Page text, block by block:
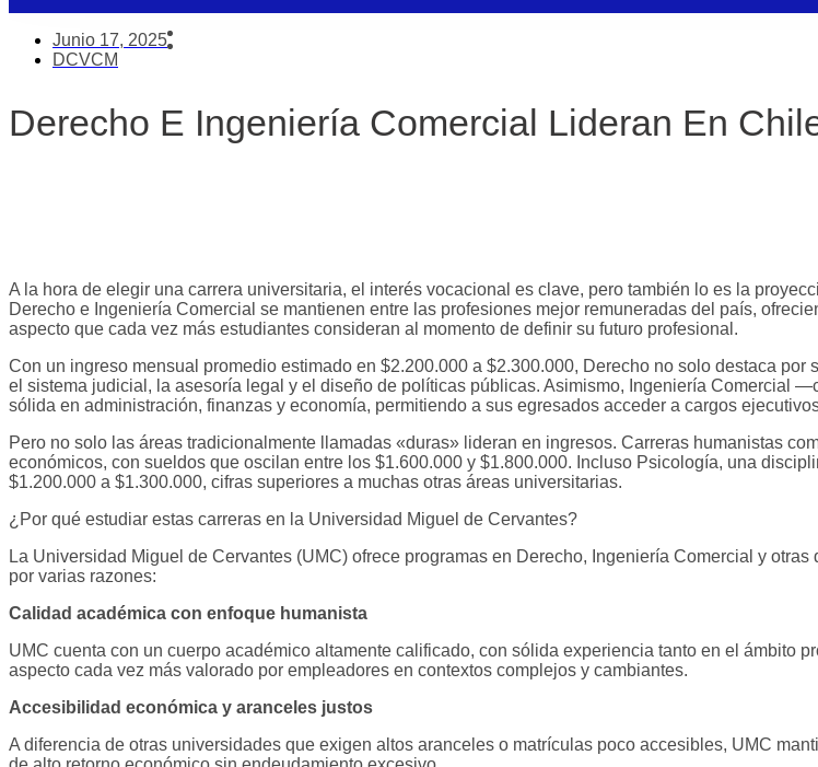
Junio 17, 2025
DCVCM
Derecho E Ingeniería Comercial Lideran En
A la hora de elegir una carrera universitaria, el interés vocacional es clave, pero también lo es la
Derecho e Ingeniería Comercial se mantienen entre las profesiones mejor remuneradas del país,
aspecto que cada vez más estudiantes consideran al momento de definir su futuro profesional.
Con un ingreso mensual promedio estimado en $2.200.000 a $2.300.000, Derecho no solo destaca
el sistema judicial, la asesoría legal y el diseño de políticas públicas. Asimismo, Ingeniería Comercial
sólida en administración, finanzas y economía, permitiendo a sus egresados acceder a cargos
Pero no solo las áreas tradicionalmente llamadas «duras» lideran en ingresos. Carreras humanistas
económicos, con sueldos que oscilan entre los $1.600.000 y $1.800.000. Incluso Psicología, una
$1.200.000 a $1.300.000, cifras superiores a muchas otras áreas universitarias.
¿Por qué estudiar estas carreras en la Universidad Miguel de Cervantes?
La Universidad Miguel de Cervantes (UMC) ofrece programas en Derecho, Ingeniería Comercial y
por varias razones:
Calidad académica con enfoque humanista
UMC cuenta con un cuerpo académico altamente calificado, con sólida experiencia tanto en el ámbito
aspecto cada vez más valorado por empleadores en contextos complejos y cambiantes.
Accesibilidad económica y aranceles justos
A diferencia de otras universidades que exigen altos aranceles o matrículas poco accesibles, UMC